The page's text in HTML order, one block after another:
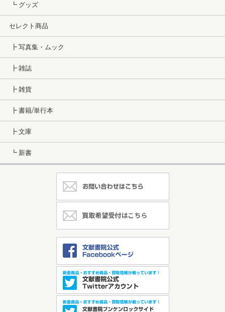
┗ グッズ
セレクト商品
┣ 写真集・ムック
┣ 雑誌
┣ 雑貨
┣ 書籍/単行本
┣ 文庫
┗ 新書